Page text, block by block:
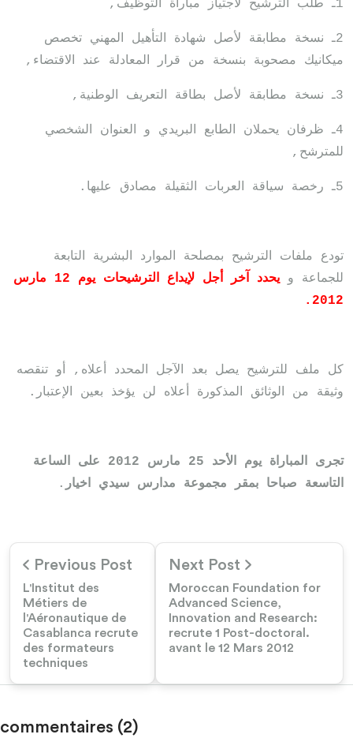
1ـ طلب الترشيح لاجتياز مباراة التوظيف,
2ـ نسخة مطابقة لأصل شهادة التأهيل المهني تخصص
ميكانيك مصحوبة بنسخة من قرار المعادلة عند الاقتضاء,
3ـ نسخة مطابقة لأصل بطاقة التعريف الوطنية,
4ـ ظرفان يحملان الطابع البريدي و العنوان الشخصي
للمترشح,
5ـ رخصة سياقة العربات الثقيلة مصادق عليها.
تودع ملفات الترشيح بمصلحة الموارد البشرية التابعة
للجماعة و
يحدد آخر أجل لإيداع الترشيحات يوم 12 مارس
2012.
كل ملف للترشيح يصل بعد الآجل المحدد أعلاه, أو تنقصه
وثيقة من الوثائق المذكورة أعلاه لن يؤخذ بعين الإعتبار.
تجرى المباراة يوم الأحد 25 مارس 2012 على الساعة
التاسعة صباحا بمقر مجموعة مدارس سيدي اخيار .
Previous Post
L'Institut des
Métiers de
l'Aéronautique de
Casablanca recrute
des formateurs
techniques
Next Post
Moroccan Foundation for
Advanced Science,
Innovation and Research:
recrute 1 Post-doctoral.
avant le 12 Mars 2012
commentaires (2)